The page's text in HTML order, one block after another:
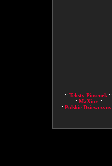
:: Teksty Piosenek ::
:: MaXior ::
:: Polskie Dziewczyny